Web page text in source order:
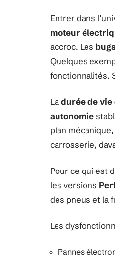
Entrer dans
moteur
accroc. Les
Quelques
fonctionnalités.
Ladurée de vie
autonomie
plan
carrosserie,
Pour ce qui est
les versions
des pneus et la
Les
Pannes